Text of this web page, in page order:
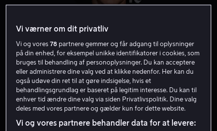
Timothy Olyphant
Skuespiller Stemme Gæst Filmproducent
Vi værner om dit privatliv
Vi og vores78 partnere gemmer og får adgang til oplysninger
på din enhed, for eksempel unikke identifikatorer i cookies, som
bruges til behandling af personoplysninger. Du kan acceptere
eller administrere dine valg ved at klikke nedenfor. Her kan du
også udøve din ret til at gøre indsigelse, hvis et
behandlingsgrundlag er baseret på legitim interesse. Du kan til
enhver tid ændre dine valg via siden Privatlivspolitik. Dine valg
deles med vores partnere og gælder kun for dette website.
Vi og vores partnere behandler data for at levere: